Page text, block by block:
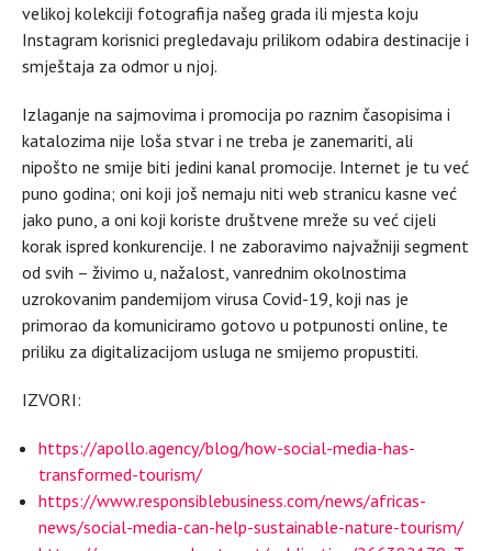
velikoj kolekciji fotografija našeg grada ili mjesta koju
Instagram korisnici pregledavaju prilikom odabira destinacije i
smještaja za odmor u njoj.
Izlaganje na sajmovima i promocija po raznim časopisima i
katalozima nije loša stvar i ne treba je zanemariti, ali
nipošto ne smije biti jedini kanal promocije. Internet je tu već
puno godina; oni koji još nemaju niti web stranicu kasne već
jako puno, a oni koji koriste društvene mreže su već cijeli
korak ispred konkurencije. I ne zaboravimo najvažniji segment
od svih – živimo u, nažalost, vanrednim okolnostima
uzrokovanim pandemijom virusa Covid-19, koji nas je
primorao da komuniciramo gotovo u potpunosti online, te
priliku za digitalizacijom usluga ne smijemo propustiti.
IZVORI:
https://apollo.agency/blog/how-social-media-has-
transformed-tourism/
https://www.responsiblebusiness.com/news/africas-
news/social-media-can-help-sustainable-nature-tourism/